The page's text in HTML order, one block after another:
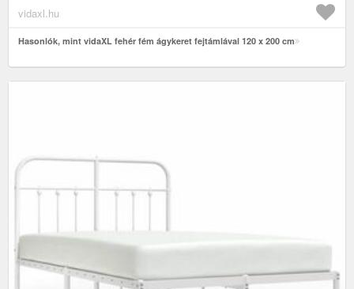
vidaxl.hu
Hasonlók, mint vidaXL fehér fém ágykeret fejtámlával 120 x 200 cm